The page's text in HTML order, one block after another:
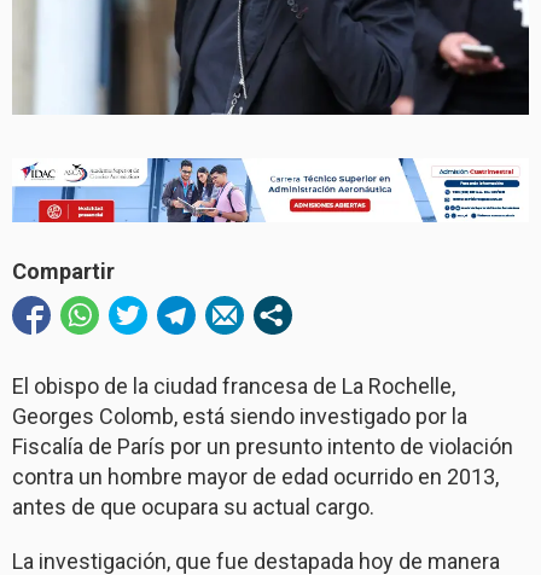
Compartir
El obispo de la ciudad francesa de La Rochelle,
Georges Colomb, está siendo investigado por la
Fiscalía de París por un presunto intento de violación
contra un hombre mayor de edad ocurrido en 2013,
antes de que ocupara su actual cargo.
La investigación, que fue destapada hoy de manera